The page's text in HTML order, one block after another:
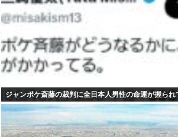
ジャンポケ斎藤の裁判に全日本人男性の命運が握られ